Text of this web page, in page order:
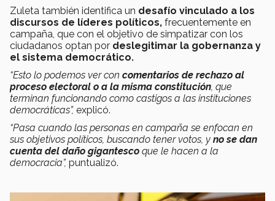
Zuleta también identifica un desafío vinculado a los
discursos de líderes políticos, frecuentemente en
campaña, que con el objetivo de simpatizar con los
ciudadanos optan por deslegitimar la gobernanza y
el sistema democrático.
“Esto lo podemos ver con comentarios de rechazo al
proceso electoral o a la misma constitución, que
terminan funcionando como castigos a las instituciones
democráticas”, explicó.
“Pasa cuando las personas en campaña se enfocan en
sus objetivos políticos, buscando tener votos, y no se dan
cuenta del daño gigantesco que le hacen a la
democracia”, puntualizó.